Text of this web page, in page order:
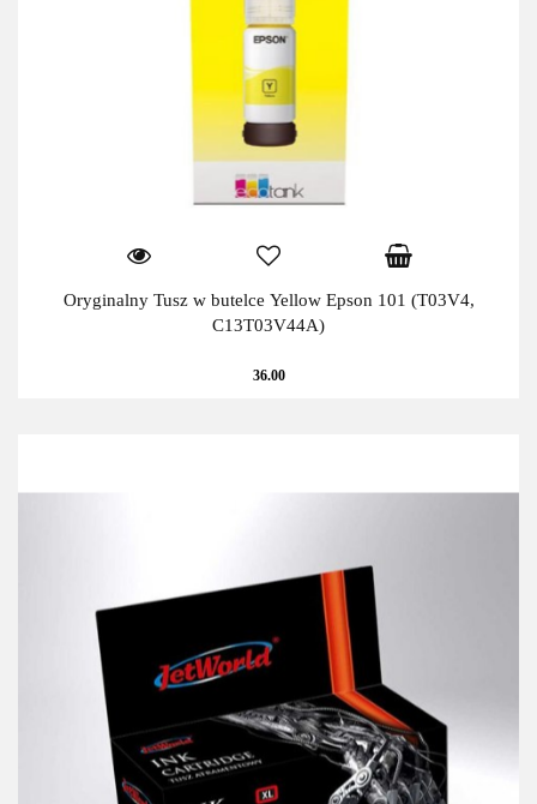
Oryginalny Tusz w butelce Yellow Epson 101 (T03V4,
C13T03V44A)
36.00